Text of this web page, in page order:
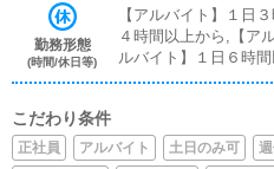
勤務形態
(時間/休日等)
【アルバイト】１日
４時間以上から,【ア
ルバイト】１日６時
こだわり条件
正社員 アルバイト 土日のみ可